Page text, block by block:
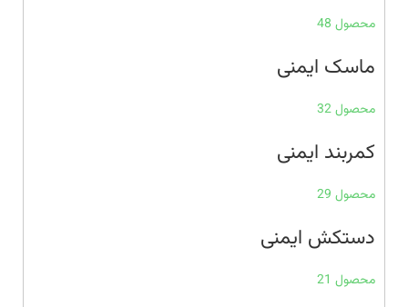
محصول 48
ماسک ایمنی
محصول 32
کمربند ایمنی
محصول 29
دستکش ایمنی
محصول 21